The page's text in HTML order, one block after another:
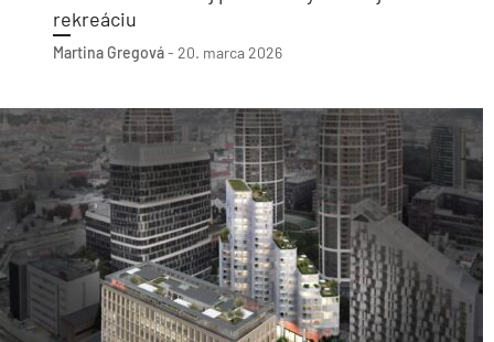
rekreáciu
Martina Gregová- 20. marca 2026